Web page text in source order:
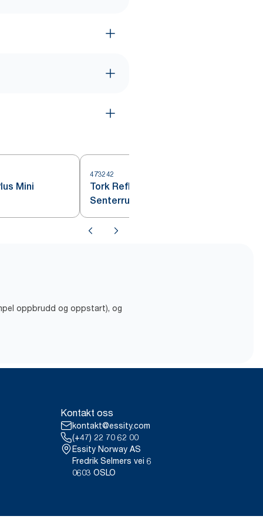
Mini
473242
Tork Reflex® Tørkepapir
Senterrull Hvit M4
oppbrudd og oppstart), og
Kontakt oss
kontakt@essity.com
(+47) 22 70 62 00
Essity Norway AS
Fredrik Selmers vei 6
0603 OSLO